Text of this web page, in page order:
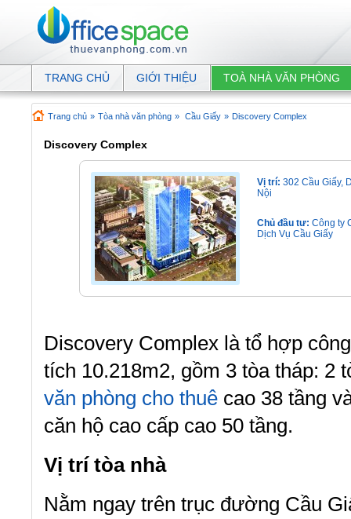
TRANG CHỦ GIỚI THIỆU TOÀ NHÀ VĂN PHÒNG
Trang chủ » Tòa nhà văn phòng » Cầu Giấy » Discovery Complex
Discovery Complex
Vị trí: 302 Cầu Giấy,
Nội
Chủ đầu tư: Công ty
Dịch Vụ Cầu Giấy
Discovery Complex là tổ hợp
tích 10.218m2, gồm 3 tòa tháp: 2
văn phòng cho thuê cao 38 tầng
căn hộ cao cấp cao 50 tầng.
Vị trí tòa nhà
Nằm ngay trên trục đường Cầu